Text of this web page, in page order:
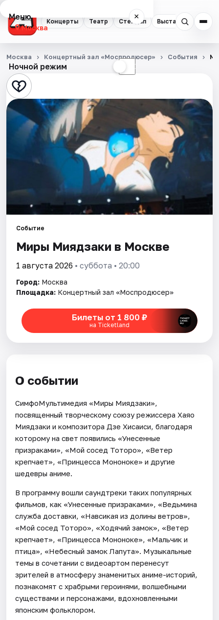
Концерты Театр Стендап Выставки
Меню ×
Москва
Концерты
Театр
Стендап
Выставки
Экскурсии
Спорт
События
Города
Площадки
Артисты
Рейтинги
Ночной режим ☾
Москва Концертный зал «Моспродюсер» События
Событие
Миры Миядзаки в Москве
1 августа 2026 • суббота • 20:00
Город: Москва
Площадка: Концертный зал «Моспродюсер»
Билеты от 1 800 ₽
на Ticketland
О событии
СимфоМультимедия «Миры Миядзаки»,
посвященный творческому союзу режиссера Хаяо
Миядзаки и композитора Дзе Хисаиси, благодаря
которому на свет появились «Унесенные
призраками», «Мой сосед Тоторо», «Ветер
крепчает», «Принцесса Мононоке» и другие
шедевры аниме.
В программу вошли саундтреки таких популярных
фильмов, как «Унесенные призраками», «Ведьмина
служба доставки, «Навсикая из долины ветров»,
«Мой сосед Тоторо», «Ходячий замок», «Ветер
крепчает», «Принцесса Мононоке», «Мальчик и
птица», «Небесный замок Лапута». Музыкальные
темы в сочетании с видеоартом перенесут
зрителей в атмосферу знаменитых аниме-историй,
познакомят с храбрыми героинями, волшебными
существами и персонажами, вдохновленными
японским фольклором.